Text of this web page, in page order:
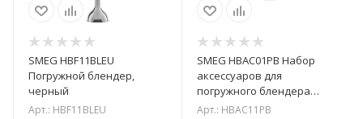
SMEG HBF11BLEU
Погружной блендер,
черный
Арт.: HBF11BLEU
SMEG HBAC01PB Набор
аксессуаров для
погружного блендера
HBF01PBEU, пастельный
Арт.: HBAC11PB